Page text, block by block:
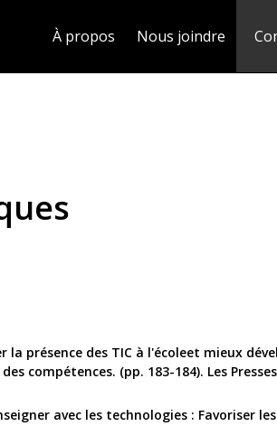
À propos Nous joindre
présence des TIC à l'écoleet mieux
compétences. (pp. 183-184). Les
avec les technologies : Favoriser les